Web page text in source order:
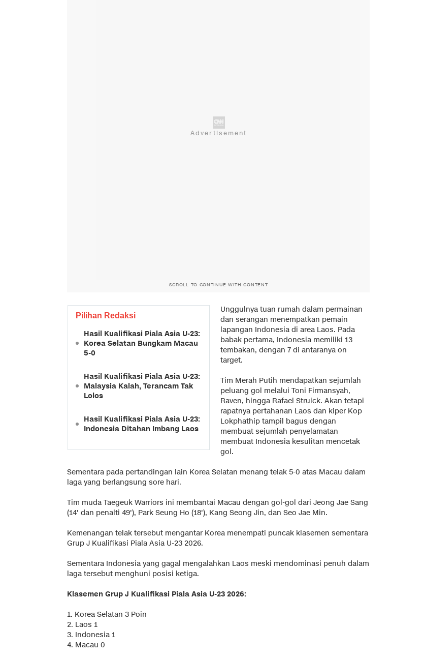
SCROLL TO CONTINUE WITH CONTENT
Pilihan Redaksi
Hasil Kualifikasi Piala Asia U-23:
Korea Selatan Bungkam Macau
5-0
Hasil Kualifikasi Piala Asia U-23:
Malaysia Kalah, Terancam Tak
Lolos
Hasil Kualifikasi Piala Asia U-23:
Indonesia Ditahan Imbang Laos
Unggulnya tuan rumah dalam permainan
dan serangan menempatkan pemain
lapangan Indonesia di area Laos. Pada
babak pertama, Indonesia memiliki 13
tembakan, dengan 7 di antaranya on
target.
Tim Merah Putih mendapatkan sejumlah
peluang gol melalui Toni Firmansyah,
Raven, hingga Rafael Struick. Akan tetapi
rapatnya pertahanan Laos dan kiper Kop
Lokphathip tampil bagus dengan
membuat sejumlah penyelamatan
membuat Indonesia kesulitan mencetak
gol.
Sementara pada pertandingan lain Korea Selatan menang telak 5-0 atas Macau dalam
laga yang berlangsung sore hari.
Tim muda Taegeuk Warriors ini membantai Macau dengan gol-gol dari Jeong Jae Sang
(14' dan penalti 49'), Park Seung Ho (18'), Kang Seong Jin, dan Seo Jae Min.
Kemenangan telak tersebut mengantar Korea menempati puncak klasemen sementara
Grup J Kualifikasi Piala Asia U-23 2026.
Sementara Indonesia yang gagal mengalahkan Laos meski mendominasi penuh dalam
laga tersebut menghuni posisi ketiga.
Klasemen Grup J Kualifikasi Piala Asia U-23 2026:
1. Korea Selatan 3 Poin
2. Laos 1
3. Indonesia 1
4. Macau 0